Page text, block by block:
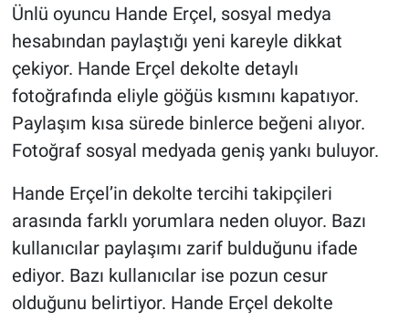
Ünlü oyuncu Hande Erçel, sosyal medya
hesabından paylaştığı yeni kareyle dikkat
çekiyor. Hande Erçel dekolte detaylı
fotoğrafında eliyle göğüs kısmını kapatıyor.
Paylaşım kısa sürede binlerce beğeni alıyor.
Fotoğraf sosyal medyada geniş yankı buluyor.
Hande Erçel’in dekolte tercihi takipçileri
arasında farklı yorumlara neden oluyor. Bazı
kullanıcılar paylaşımı zarif bulduğunu ifade
ediyor. Bazı kullanıcılar ise pozun cesur
olduğunu belirtiyor. Hande Erçel dekolte